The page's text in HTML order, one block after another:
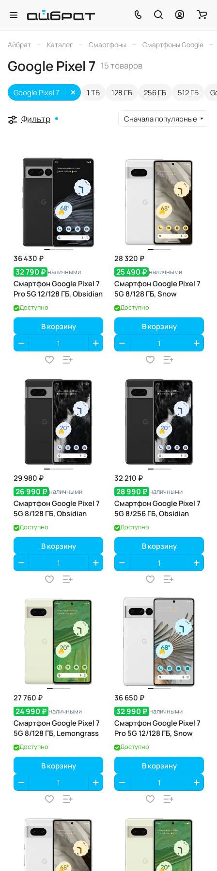
Айбрат – Каталог – Смартфоны – Смартфоны Google –
Google Pixel 7 15 товаров
1 ТБ 128 ГБ 256 ГБ 512 ГБ
Google Pixel 7
Фильтр Сначала популярные
36 430 ₽
32 790 ₽ наличными
Смартфон Google Pixel 7
Pro 5G 12/128 ГБ, Obsidian
Доступно
В корзину
28 320 ₽
25 490 ₽ наличными
Смартфон Google Pixel 7
5G 8/128 ГБ, Snow
Доступно
В корзину
29 980 ₽
26 990 ₽ наличными
Смартфон Google Pixel 7
5G 8/128 ГБ, Obsidian
Доступно
В корзину
32 210 ₽
28 990 ₽ наличными
Смартфон Google Pixel 7
5G 8/256 ГБ, Obsidian
Доступно
В корзину
27 760 ₽
24 990 ₽ наличными
Смартфон Google Pixel 7
5G 8/128 ГБ, Lemongrass
Доступно
В корзину
36 650 ₽
32 990 ₽ наличными
Смартфон Google Pixel 7
Pro 5G 12/128 ГБ, Snow
Доступно
В корзину